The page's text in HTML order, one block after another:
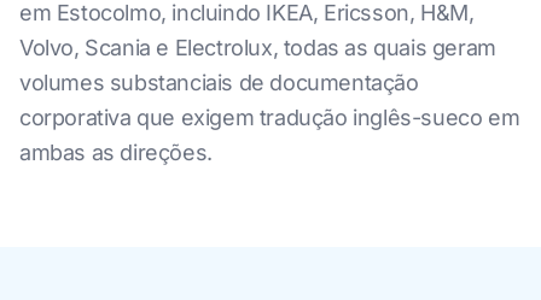
em Estocolmo, incluindo IKEA, Ericsson, H&M,
Volvo, Scania e Electrolux, todas as quais geram
volumes substanciais de documentação
corporativa que exigem tradução inglês-sueco em
ambas as direções.